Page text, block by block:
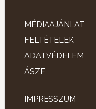
MÉDIAAJÁNLAT
FELTÉTELEK
ADATVÉDELEM
ÁSZF
IMPRESSZUM